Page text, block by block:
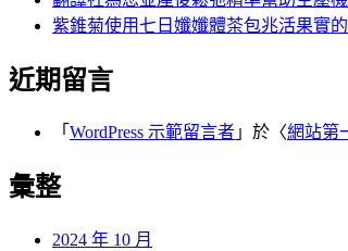
紫錐菊使用七日孅孅體茶包兆活果實
近期留言
「 WordPress 示範留言者 」於〈網站第
彙整
2024 年 10 月